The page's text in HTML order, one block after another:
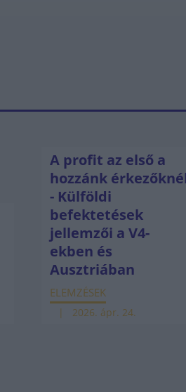
A profit az első a
hozzánk
- Külföldi
befektetések
jellemzői a V4-
ekben és
Ausztriában
ELEMZÉSEK
2026. ápr. 24.